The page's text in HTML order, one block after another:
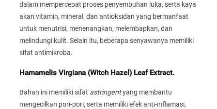
dalam mempercepat proses penyembuhan luka, serta kaya
akan vitamin, mineral, dan antioksidan yang bermanfaat
untuk menutrisi, menenangkan, melembapkan, dan
melindungi kulit. Selain itu, beberapa senyawanya memiliki
sifat antimikroba.
Hamamelis Virgiana (Witch Hazel) Leaf Extract.
Bahan ini memiliki sifat astringentyang membantu
mengecilkan pori-pori, serta memiliki efek anti-inflamasi,